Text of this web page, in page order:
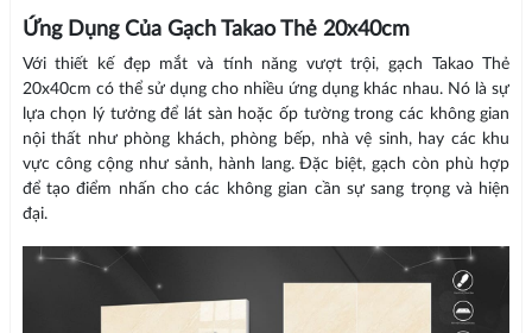
Ứng Dụng Của Gạch Takao Thẻ 20x40cm
Với thiết kế đẹp mắt và tính năng vượt trội, gạch Takao Thẻ
20x40cm có thể sử dụng cho nhiều ứng dụng khác nhau. Nó là sự
lựa chọn lý tưởng để lát sàn hoặc ốp tường trong các không gian
nội thất như phòng khách, phòng bếp, nhà vệ sinh, hay các khu
vực công cộng như sảnh, hành lang. Đặc biệt, gạch còn phù hợp
để tạo điểm nhấn cho các không gian cần sự sang trọng và hiện
đại.